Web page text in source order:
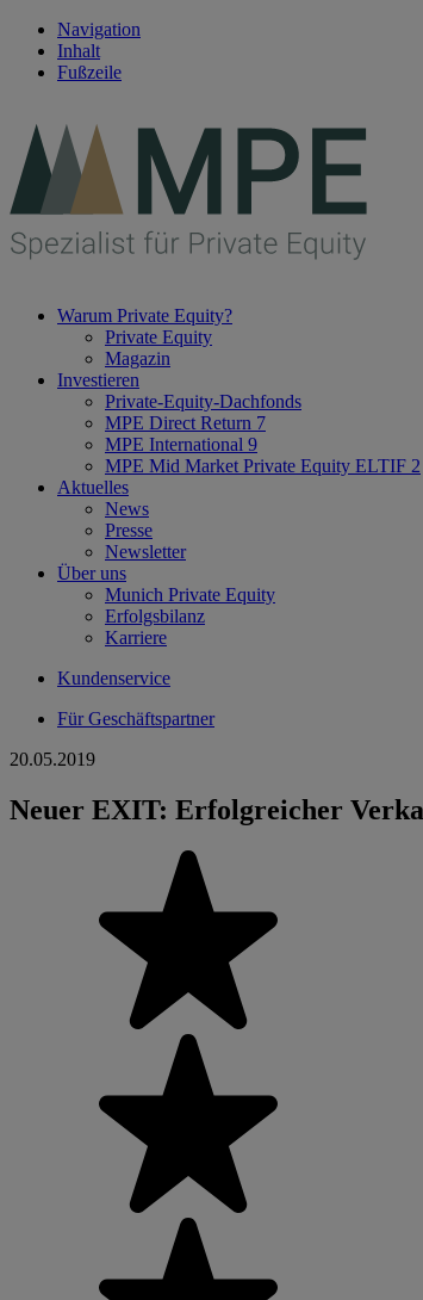
Navigation
Inhalt
Fußzeile
Warum Private Equity?
Private Equity
Magazin
Investieren
Private-Equity-Dachfonds
MPE Direct Return 7
MPE International 9
MPE Mid Market Private Equity ELTIF 2
Aktuelles
News
Presse
Newsletter
Über uns
Munich Private Equity
Erfolgsbilanz
Karriere
Kundenservice
Für Geschäftspartner
20.05.2019
Neuer EXIT: Erfolgreicher